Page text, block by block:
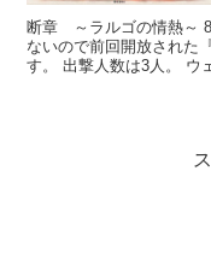
断章 ～ラルゴの情熱～
ないので前回開放された
す。 出撃人数は3人。 ウ